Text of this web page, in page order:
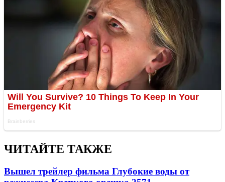
ЧИТАЙТЕ ТАКЖЕ
Вышел трейлер фильма Глубокие воды от